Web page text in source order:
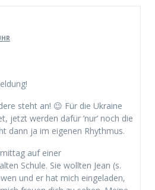
steht an! 😉 Für die Ukraine
jetzt werden dafür ’nur‘ noch die
dann ja im eigenen Rhythmus.
auf einer
Schule. Sie wollten Jean (s.
und er hat mich eingeladen,